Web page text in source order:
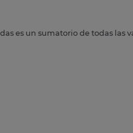
es un sumatorio de todas las